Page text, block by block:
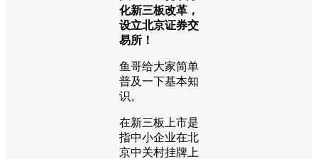
化新三板改革，
设立北京证券交
易所！
鱼哥给大家简单
普及一下基本知
识。
在新三板上市是
指中小企业在北
京中关村挂牌上